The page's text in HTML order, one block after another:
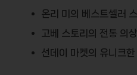
온리 미의 베스트셀러
고베 스토리의 전통 의상
선데이 마켓의 유니크한